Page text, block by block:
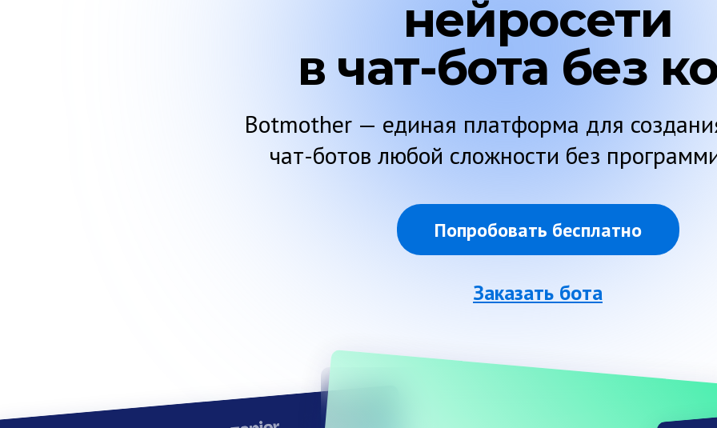
Заказать бота
Попробовать бесплатно
Botmother — единая платформа для
чат-ботов любой сложности без
нейросети
в чат-бота без